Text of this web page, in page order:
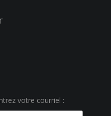
votre courriel :